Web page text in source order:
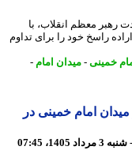
در 147 شب شهادت رهبر معظم انقلاب، با
خود را برای تداوم
-میدان امام -
در میدان امام خمینی در